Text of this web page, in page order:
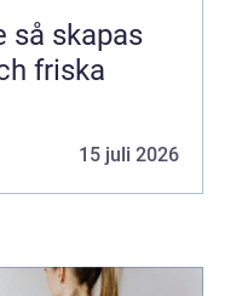
friska
15 juli 2026